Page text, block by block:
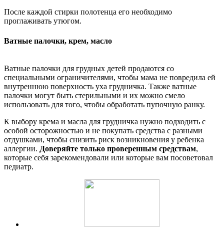
После каждой стирки полотенца его необходимо
проглаживать утюгом.
Ватные палочки, крем, масло
Ватные палочки для грудных детей продаются со
специальными ограничителями, чтобы мама не повредила ей
внутреннюю поверхность уха грудничка. Также ватные
палочки могут быть стерильными и их можно смело
использовать для того, чтобы обработать пупочную ранку.
К выбору крема и масла для грудничка нужно подходить с
особой осторожностью и не покупать средства с разными
отдушками, чтобы снизить риск возникновения у ребенка
аллергии. Доверяйте только проверенным средствам,
которые себя зарекомендовали или которые вам посоветовал
педиатр.